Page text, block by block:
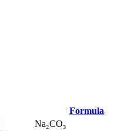
Formula
Na₂CO₃